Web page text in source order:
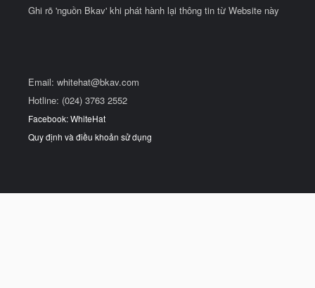
Ghi rõ 'nguồn Bkav' khi phát hành lại thông tin từ Website này
Email: whitehat@bkav.com
Hotline: (024) 3763 2552
Facebook: WhiteHat
Quy định và điều khoản sử dụng